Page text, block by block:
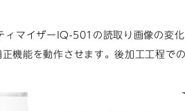
ィマイザーIQ-501の読取り画像の変
機能を動作させます。後加工工程で